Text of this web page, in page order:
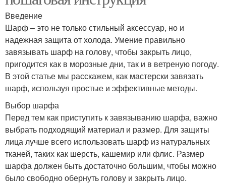
Введение
Шарф – это не только стильный аксессуар, но и
надежная защита от холода. Умение правильно
завязывать шарф на голову, чтобы закрыть лицо,
пригодится как в морозные дни, так и в ветреную погоду.
В этой статье мы расскажем, как мастерски завязать
шарф, используя простые и эффективные методы.
Выбор шарфа
Перед тем как приступить к завязыванию шарфа, важно
выбрать подходящий материал и размер. Для защиты
лица лучше всего использовать шарф из натуральных
тканей, таких как шерсть, кашемир или флис. Размер
шарфа должен быть достаточно большим, чтобы можно
было свободно обернуть голову и закрыть лицо.